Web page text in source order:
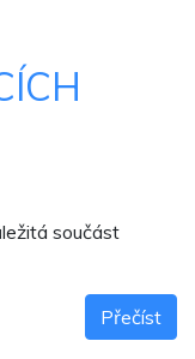
součást
Přečíst